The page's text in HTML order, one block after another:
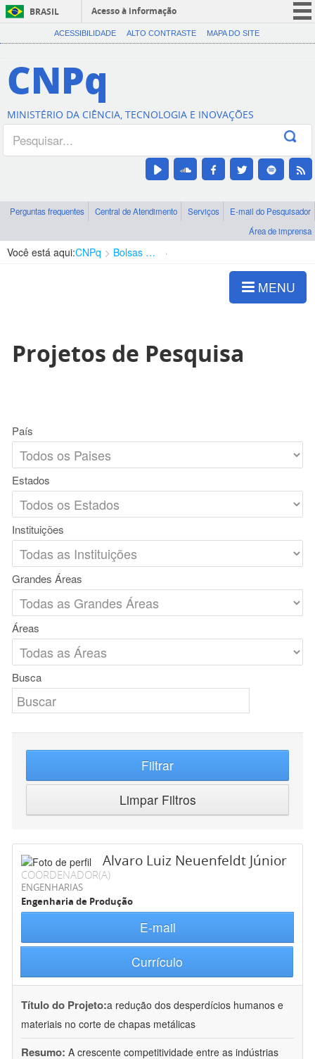
BRASIL
Acesso à informação
CORONAVÍRUS (COVID-19)
Canais
ACESSIBILIDADE ALTO CONTRASTE MAPA DO SITE
CNPq
MINISTÉRIO DA CIÊNCIA, TECNOLOGIA E INOVAÇÕES
Perguntas frequentes Central de Atendimento Serviços
E-mail do Pesquisador
Área de imprensa
Você está aqui:CNPq Bolsas e Auxílios Vigentes
MENU
Projetos de Pesquisa
País
Estados
Instituições
Grandes Áreas
Áreas
Busca
Filtrar
Limpar Filtros
Alvaro Luiz Neuenfeldt Júnior
COORDENADOR(A)
ENGENHARIAS
Engenharia de Produção
E-mail
Currículo
Título do Projeto:a redução dos desperdícios humanos e
materiais no corte de chapas metálicas
Resumo: A crescente competitividade entre as indústrias